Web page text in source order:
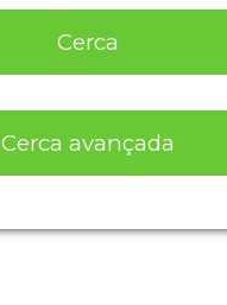
Cerca
Cerca avançada